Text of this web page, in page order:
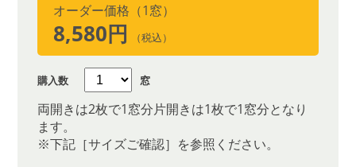
オーダー価格（1窓）
8,580円 （税込）
購入数 窓
両開きは2枚で1窓分片開きは1枚で1窓分となり
ます。
※下記［サイズご確認］を参照ください。